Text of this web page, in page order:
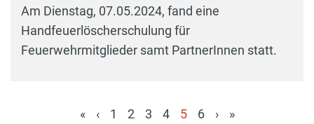
Am Dienstag, 07.05.2024, fand eine
Handfeuerlöscherschulung für
Feuerwehrmitglieder samt PartnerInnen statt.
« ‹ 1 2 3 4
5
6 › »